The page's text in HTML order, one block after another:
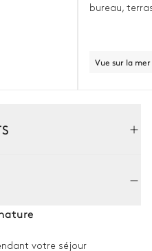
bureau,
Vue sur la mer
votre séjour